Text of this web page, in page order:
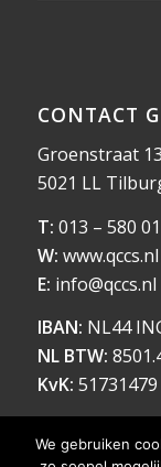
CONTACT
Groenstraat
5021 LL
T: 013 – 580
W: www.qccs.nl
E: info@qccs.nl
IBAN: NL44
NL BTW:
KvK: 51731479
We gebruiken